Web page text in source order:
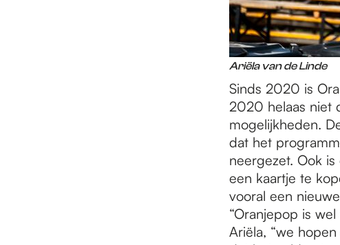
Ariëla van de Linde
Sinds 2020 is
2020 helaas niet
mogelijkheden.
dat het
neergezet. Ook
een kaartje te
vooral een
“Oranjepop is
Ariëla, “we